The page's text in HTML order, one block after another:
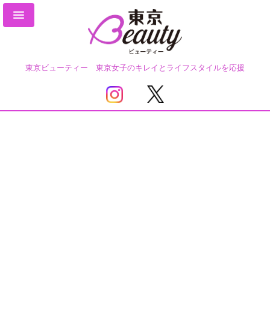
東京ビューティー 東京女子のキレイとライフスタイルを応援